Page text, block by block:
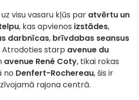
visu vasaru kļūs par atvērtu un
, kas apvienos izstādes,
darbnīcas, brīvdabas seansus
Atrodoties starp avenue du
avenue René Coty, tikai rokas
no Denfert-Rochereau, šis ir
rajona centrā.